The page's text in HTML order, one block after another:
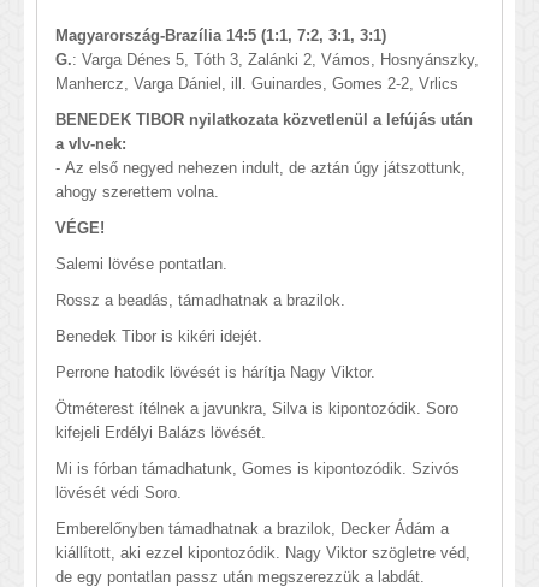
Magyarország-Brazília 14:5 (1:1, 7:2, 3:1, 3:1)
G.: Varga Dénes 5, Tóth 3, Zalánki 2, Vámos, Hosnyánszky,
Manhercz, Varga Dániel, ill. Guinardes, Gomes 2-2, Vrlics
BENEDEK TIBOR nyilatkozata közvetlenül a lefújás után
a vlv-nek:
- Az első negyed nehezen indult, de aztán úgy játszottunk,
ahogy szerettem volna.
VÉGE!
Salemi lövése pontatlan.
Rossz a beadás, támadhatnak a brazilok.
Benedek Tibor is kikéri idejét.
Perrone hatodik lövését is hárítja Nagy Viktor.
Ötméterest ítélnek a javunkra, Silva is kipontozódik. Soro
kifejeli Erdélyi Balázs lövését.
Mi is fórban támadhatunk, Gomes is kipontozódik. Szivós
lövését védi Soro.
Emberelőnyben támadhatnak a brazilok, Decker Ádám a
kiállított, aki ezzel kipontozódik. Nagy Viktor szögletre véd,
de egy pontatlan passz után megszerezzük a labdát.